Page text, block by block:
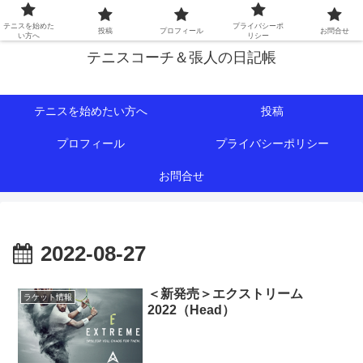
初心者∼中級者向けの情報を中心にテニスライフをサポート！
テニスコーチ＆張人の日記帳
テニスを始めたい方へ 投稿
プロフィール プライバシーポリシー
お問合せ
2022-08-27
ラケット情報
＜新発売＞エクストリーム
2022（Head）
テニスを始めた
い方へ
投稿 プロフィール
プライバシーポ
リシー
お問合せ